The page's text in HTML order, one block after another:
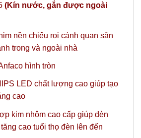
(Kín nước, gắn được ngoài
nền chiếu rọi cảnh quan sân
trong và ngoài nhà
hình tròn
LED chất lượng cao giúp tạo
cao
kim nhôm cao cấp giúp đèn
cao tuổi thọ đèn lên đến